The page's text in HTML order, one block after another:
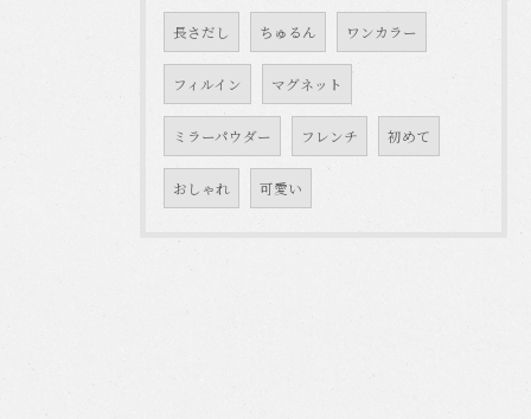
長さだし ちゅるん ワンカラー
フィルイン マグネット
ミラーパウダー フレンチ 初めて
おしゃれ 可愛い